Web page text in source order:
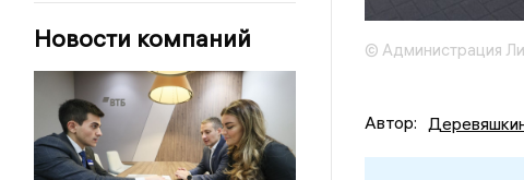
Новости компаний © Администрация
Автор: